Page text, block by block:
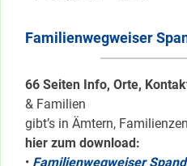
Familienwegweiser
66 Seiten Info, Orte,
& Familien
gibt’s in Ämtern,
hier zum download:
• Familienwegweiser